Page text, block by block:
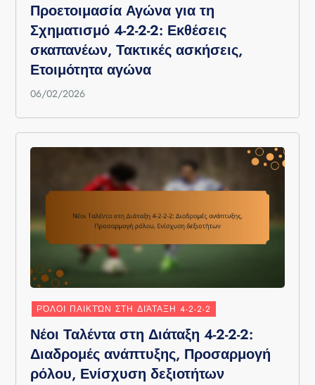
Προετοιμασία Αγώνα για τη
Σχηματισμό 4-2-2-2: Εκθέσεις
σκαπανέων, Τακτικές ασκήσεις,
Ετοιμότητα αγώνα
06/02/2026
ΡΌΛΟΙ ΠΑΙΚΤΏΝ ΣΤΗ ΔΙΆΤΑΞΗ 4-2-2-2
Νέοι Ταλέντα στη Διάταξη 4-2-2-2:
Διαδρομές ανάπτυξης, Προσαρμογή
ρόλου, Ενίσχυση δεξιοτήτων